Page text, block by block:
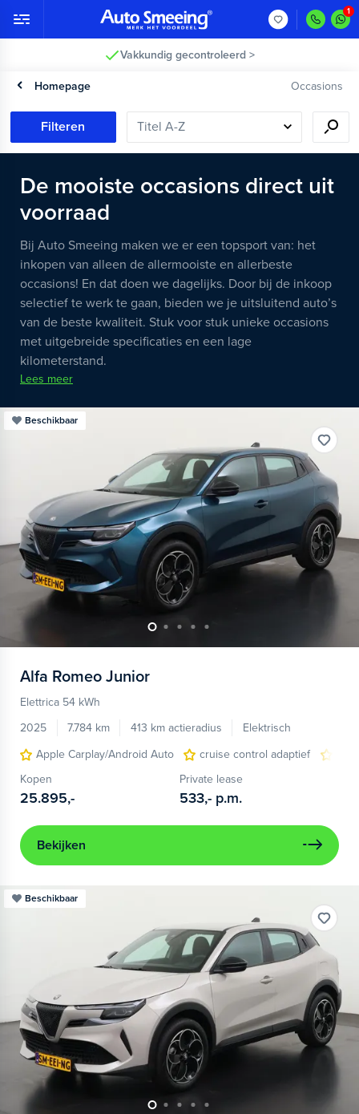
Klanten geven ons een 8,5!
Homepage Occasions
Filteren
De mooiste occasions direct uit
voorraad
Bij Auto Smeeing maken we er een topsport van: het
inkopen van alleen de allermooiste en allerbeste
occasions! En dat doen we dagelijks. Door bij de inkoop
selectief te werk te gaan, bieden we je uitsluitend auto’s
van de beste kwaliteit. Stuk voor stuk unieke occasions
met uitgebreide specificaties en een lage
kilometerstand.
Lees meer
Beschikbaar
Alfa Romeo Junior
Elettrica 54 kWh
2025
7.784 km 413 km actieradius
Elektrisch
Apple Carplay/Android Auto
cruise control adaptief
Kopen
25.895,-
Private lease
533,- p.m.
Bekijken
Beschikbaar